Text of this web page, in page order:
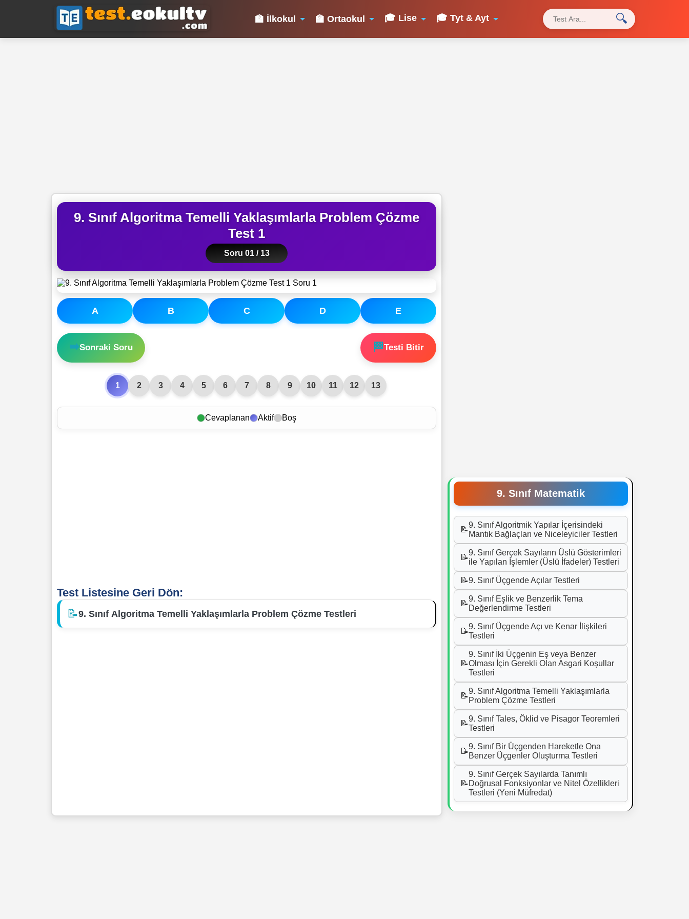
🏫 İlkokul 🏫 Ortaokul 🎓 Lise 🎓 Tyt & Ayt 🔍
9. Sınıf Algoritma Temelli Yaklaşımlarla Problem Çözme
Test 1
Soru 01 / 13
A B C D E
➡️Sonraki Soru 🏁Testi Bitir
1 2 3 4 5 6 7 8 9 10 11 12 13
Cevaplanan Aktif Boş
Test Listesine Geri Dön:
📝9. Sınıf Algoritma Temelli Yaklaşımlarla Problem Çözme Testleri
9. Sınıf Matematik
📝
9. Sınıf Algoritmik Yapılar İçerisindeki
Mantık Bağlaçları ve Niceleyiciler Testleri
📝
9. Sınıf Gerçek Sayıların Üslü Gösterimleri
ile Yapılan İşlemler (Üslü İfadeler) Testleri
📝9. Sınıf Üçgende Açılar Testleri
📝
9. Sınıf Eşlik ve Benzerlik Tema
Değerlendirme Testleri
📝
9. Sınıf Üçgende Açı ve Kenar İlişkileri
Testleri
📝
9. Sınıf İki Üçgenin Eş veya Benzer
Olması İçin Gerekli Olan Asgari Koşullar
Testleri
📝
9. Sınıf Algoritma Temelli Yaklaşımlarla
Problem Çözme Testleri
📝
9. Sınıf Tales, Öklid ve Pisagor Teoremleri
Testleri
📝
9. Sınıf Bir Üçgenden Hareketle Ona
Benzer Üçgenler Oluşturma Testleri
📝
9. Sınıf Gerçek Sayılarda Tanımlı
Doğrusal Fonksiyonlar ve Nitel Özellikleri
Testleri (Yeni Müfredat)